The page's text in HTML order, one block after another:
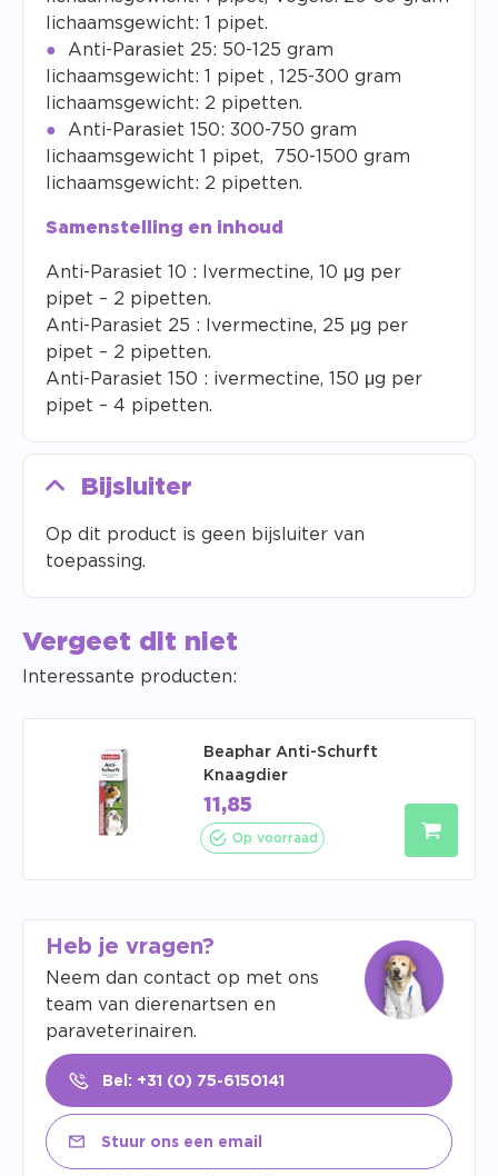
lichaamsgewicht: 1 pipet.
Anti-Parasiet 25: 50-125 gram
lichaamsgewicht: 1 pipet , 125-300 gram
lichaamsgewicht: 2 pipetten.
Anti-Parasiet 150: 300-750 gram
lichaamsgewicht 1 pipet, 750-1500 gram
lichaamsgewicht: 2 pipetten.
Samenstelling en inhoud
Anti-Parasiet 10 : Ivermectine, 10 μg per
pipet – 2 pipetten.
Anti-Parasiet 25 : Ivermectine, 25 μg per
pipet – 2 pipetten.
Anti-Parasiet 150 : ivermectine, 150 μg per
pipet – 4 pipetten.
Bijsluiter
Op dit product is geen bijsluiter van
toepassing.
Vergeet dit niet
Interessante producten:
Beaphar Anti-Schurft
Knaagdier
11,85
Op voorraad
Heb je vragen?
Neem dan contact op met ons
team van dierenartsen en
paraveterinairen.
Bel: +31 (0) 75-6150141
Stuur ons een email